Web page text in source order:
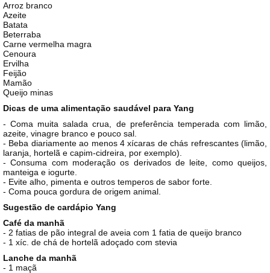
Arroz branco
Azeite
Batata
Beterraba
Carne vermelha magra
Cenoura
Ervilha
Feijão
Mamão
Queijo minas
Dicas de uma alimentação saudável para Yang
- Coma muita salada crua, de preferência temperada com limão,
azeite, vinagre branco e pouco sal.
- Beba diariamente ao menos 4 xícaras de chás refrescantes (limão,
laranja, hortelã e capim-cidreira, por exemplo).
- Consuma com moderação os derivados de leite, como queijos,
manteiga e iogurte.
- Evite alho, pimenta e outros temperos de sabor forte.
- Coma pouca gordura de origem animal.
Sugestão de cardápio Yang
Café da manhã
- 2 fatias de pão integral de aveia com 1 fatia de queijo branco
- 1 xíc. de chá de hortelã adoçado com stevia
Lanche da manhã
- 1 maçã